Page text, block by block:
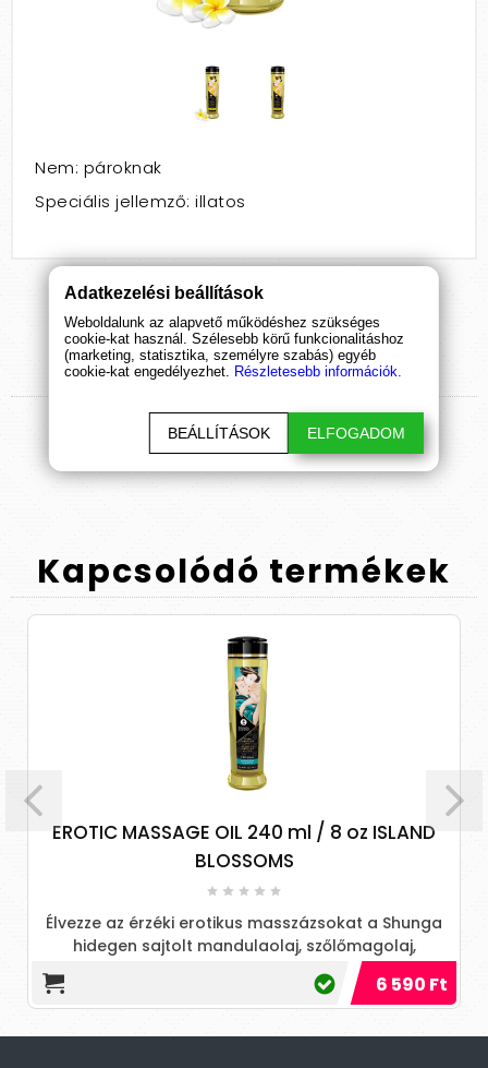
Nem: pároknak
Speciális jellemző: illatos
Termékértékelések
ÉRTÉKELÉS BEKÜLDÉSE
Kapcsolódó termékek
EROTIC MASSAGE OIL 240 ml / 8 oz ISLAND
BLOSSOMS
Élvezze az érzéki erotikus masszázsokat a Shunga
hidegen sajtolt mandulaolaj, szőlőmagolaj,
szezámolaj, avokádóolaj, E-vitamin, sáfrányolaj,
illóolaj, ylang ylang és yohimbe kivonatok exkluzív
keverékével, gyümölcsös illattal. Dermatológiai
szempontból tesztelt, nem vált ki allergiás reakciót,
6 590 Ft
Adatkezelési beállítások
Weboldalunk az alapvető működéshez szükséges
cookie-kat használ. Szélesebb körű funkcionalitáshoz
(marketing, statisztika, személyre szabás) egyéb
cookie-kat engedélyezhet. Részletesebb információk.
BEÁLLÍTÁSOK ELFOGADOM